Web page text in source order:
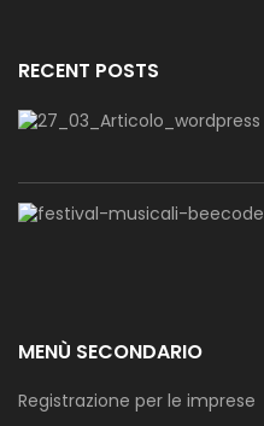
RECENT POSTS
MENÙ SECONDARIO
Registrazione per le imprese